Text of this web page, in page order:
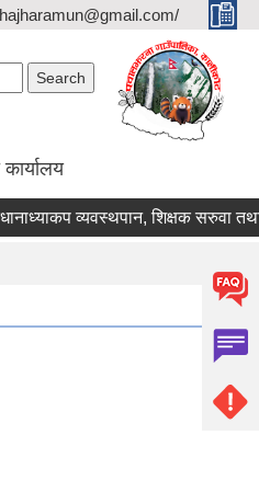
व्यवस्थपान, शिक्षक सरुवा तथा